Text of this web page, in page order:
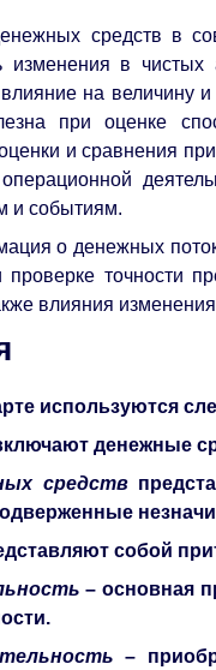
средств в
изменения в
влияние на
при оценке
и сравнения
и событиям.
о денежных
точности
влияния
используются
денежные
средств
собой
– основная
–